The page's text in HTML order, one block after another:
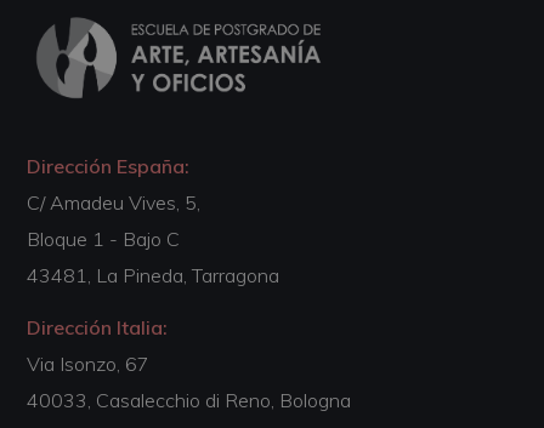
Dirección España:
C/ Amadeu Vives, 5,
Bloque 1 - Bajo C
43481, La Pineda, Tarragona
Dirección Italia:
Via Isonzo, 67
40033, Casalecchio di Reno, Bologna